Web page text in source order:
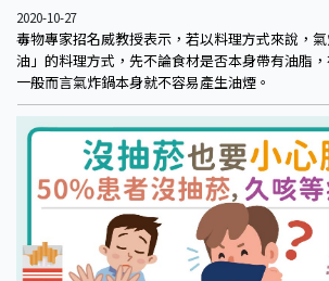
2020-10-27
毒物專家招名威教授表示，若以料理方式來說，
油」的料理方式，先不論食材是否本身帶有油脂
一般而言氣炸鍋本身就不容易產生油煙。